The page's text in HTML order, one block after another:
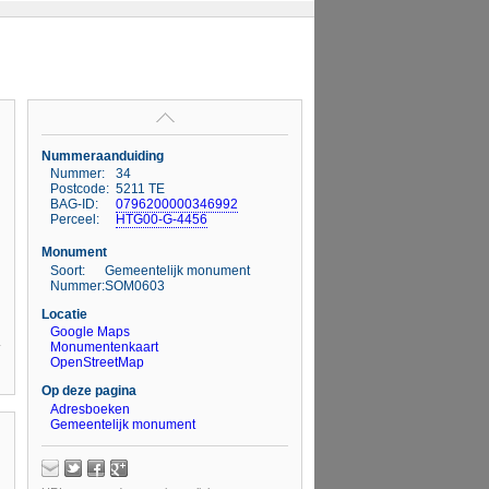
Nummeraanduiding
Nummer:
34
Postcode: 5211 TE
BAG-ID:
0796200000346992
Perceel:
HTG00-G-4456
Monument
Soort:
Gemeentelijk monument
Nummer:SOM0603
Locatie
Google Maps
Monumentenkaart
OpenStreetMap
Op deze pagina
Adresboeken
Gemeentelijk monument